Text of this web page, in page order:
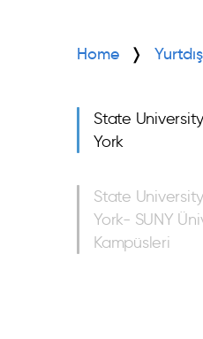
Home
State
York
State
York- SUNY
Kampüsleri